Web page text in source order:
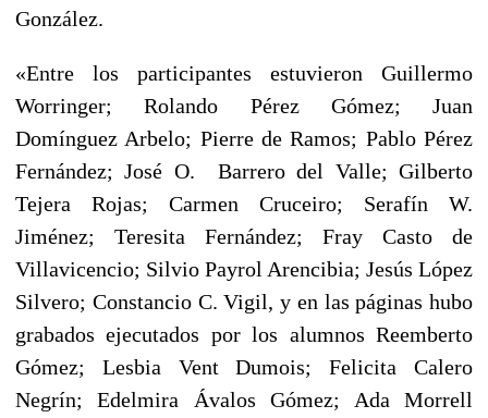
González.
«Entre los participantes estuvieron Guillermo
Worringer; Rolando Pérez Gómez; Juan
Domínguez Arbelo; Pierre de Ramos; Pablo Pérez
Fernández; José O. Barrero del Valle; Gilberto
Tejera Rojas; Carmen Cruceiro; Serafín W.
Jiménez; Teresita Fernández; Fray Casto de
Villavicencio; Silvio Payrol Arencibia; Jesús López
Silvero; Constancio C. Vigil, y en las páginas hubo
grabados ejecutados por los alumnos Reemberto
Gómez; Lesbia Vent Dumois; Felicita Calero
Negrín; Edelmira Ávalos Gómez; Ada Morrell